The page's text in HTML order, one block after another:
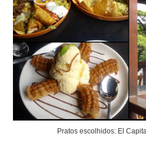
Pratos escolhidos: El